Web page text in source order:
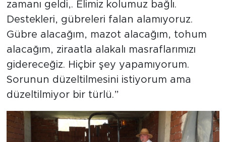
zamanı geldi,. Elimiz kolumuz bağlı.
Destekleri, gübreleri falan alamıyoruz.
Gübre alacağım, mazot alacağım, tohum
alacağım, ziraatla alakalı masraflarımızı
gidereceğiz. Hiçbir şey yapamıyorum.
Sorunun düzeltilmesini istiyorum ama
düzeltilmiyor bir türlü.”